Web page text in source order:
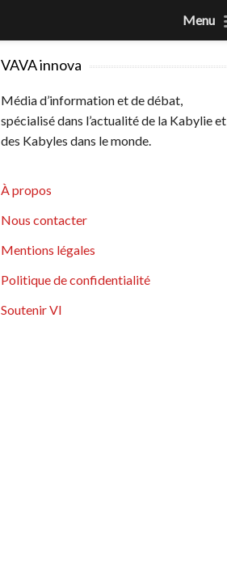
VAVA innova
Média d’information et de débat,
spécialisé dans l’actualité de la Kabylie et
des Kabyles dans le monde.
À propos
Nous contacter
Mentions légales
Politique de confidentialité
Soutenir VI
Menu